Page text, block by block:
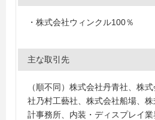
・株式会社ウィンクル100％
主な取引先
（順不同）株式会社丹青社、株
社乃村工藝社、株式会社船場、
計事務所、内装・ディスプレイ